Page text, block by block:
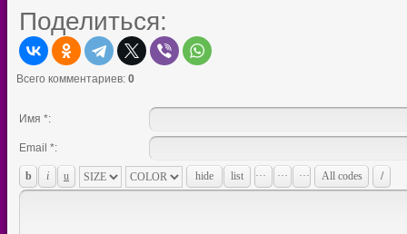
Поделиться:
Всего комментариев: 0
Имя *:
Email *: